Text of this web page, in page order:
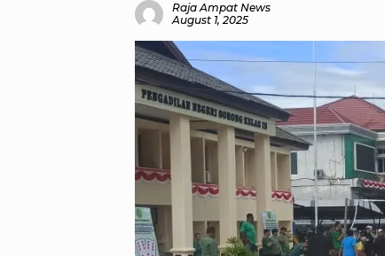
Raja Ampat News
August 1, 2025